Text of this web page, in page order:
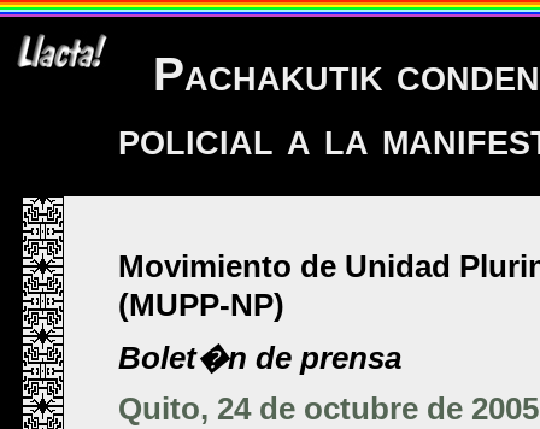
Pachakutik
policial a la
Movimiento de Unidad
(MUPP-NP)
Bolet�n de prensa
Quito, 24 de octubre de 2005